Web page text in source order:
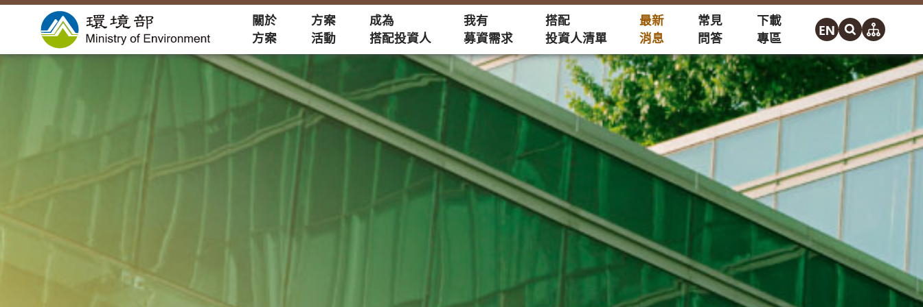
關於
方案
方案
活動
成為
搭配投資人
我有
募資需求
搭配
投資人清單
最新
消息
常見
問答
下載
專區